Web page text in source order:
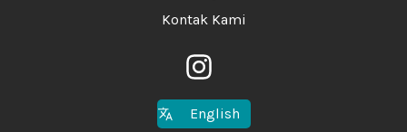
Kontak Kami
English